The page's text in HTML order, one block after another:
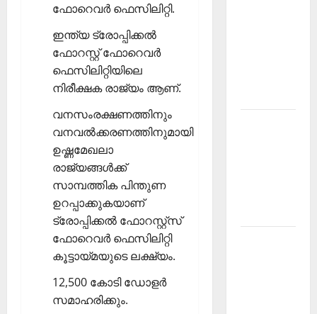
ഫോറെവര്‍ ഫെസിലിറ്റി.
ഇന്ത്യ ട്രോപ്പിക്കല്‍
ഫോറസ്റ്റ് ഫോറെവര്‍
ഫെസിലിറ്റിയിലെ
നിരീക്ഷക രാജ്യം ആണ്.
വനസംരക്ഷണത്തിനും
വനവല്‍ക്കരണത്തിനുമായി
ഉഷ്ണമേഖലാ
രാജ്യങ്ങള്‍ക്ക്
സാമ്പത്തിക പിന്തുണ
ഉറപ്പാക്കുകയാണ്
ട്രോപ്പിക്കല്‍ ഫോറസ്റ്റ്‌സ്
ഫോറെവര്‍ ഫെസിലിറ്റി
കൂട്ടായ്മയുടെ ലക്ഷ്യം.
12,500 കോടി ഡോളര്‍
സമാഹരിക്കും.